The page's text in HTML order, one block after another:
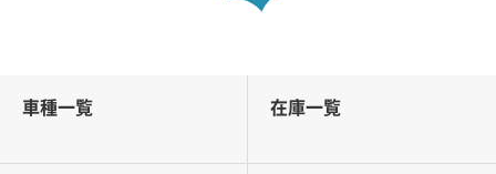
車種一覧 在庫一覧